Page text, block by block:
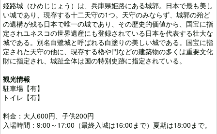
姫路城（ひめじじょう）は、兵庫県姫路にある城郭。日本で最も美し
い城であり、現存する十二天守の1つ。天守のみならず、城郭の殆ど
の遺構が残る日本で唯一の城であり、その歴史的価値から、国宝に指
定されユネスコの世界遺産にも登録されている日本を代表する壮大な
城である。別名白鷺城と呼ばれる白塗りの美しい城である。国宝に指
定された天守の他に、現存する櫓や門などの建築物の多くは重要文化
財に指定され、城趾全体は国の特別史跡に指定されている。
観光情報
駐車場【有】
トイレ【有】
料金：大人600円、子供200円
入場時間：9:00～17:00（最終入城は16:00まで）夏期は18:00まで。